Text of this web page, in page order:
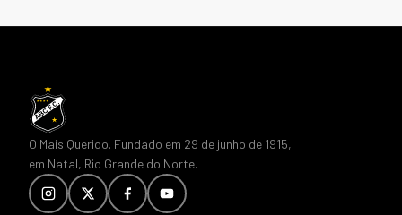
O Mais Querido. Fundado em 29 de junho de 1915,
em Natal, Rio Grande do Norte.